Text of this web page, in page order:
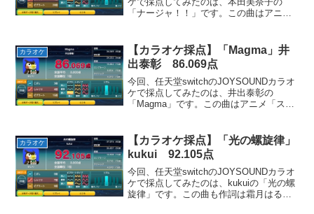
「ナージャ！！」です。この曲はアニメ
るけれど、みんなで平和な世界を大事に
しよう」とい...
カラオケ
【カラオケ採点】「Magma」井
出泰彰 86.069点
今回、任天堂switchのJOYSOUNDカラオ
ケで採点してみたのは、井出泰彰の
「Magma」です。この曲はアニメ「スク
るような、激しくてカッコイイ曲です。
お気に入りのパ...
カラオケ
【カラオケ採点】「光の螺旋律」
kukui 92.105点
今回、任天堂switchのJOYSOUNDカラオ
ケで採点してみたのは、kukuiの「光の螺
旋律」です。この曲も作詞は霜月はるか